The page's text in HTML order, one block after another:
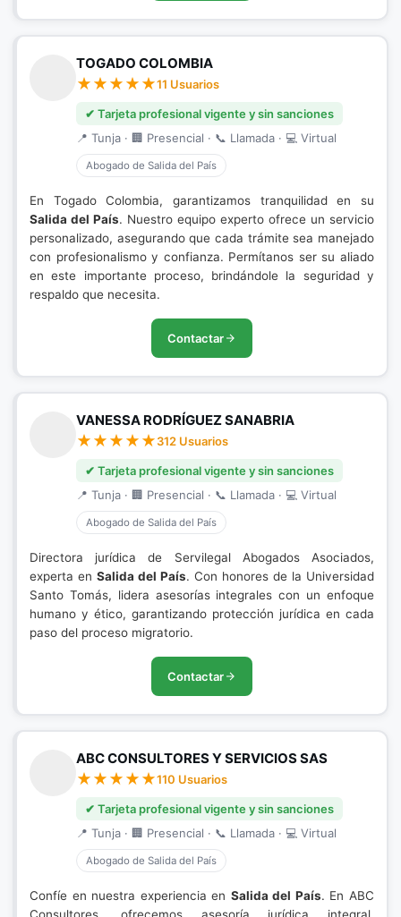
TOGADO COLOMBIA
11 Usuarios
✔ Tarjeta profesional vigente y sin sanciones
📍 Tunja · 🏢 Presencial · 📞 Llamada · 💻 Virtual
Abogado de Salida del País
En Togado Colombia, garantizamos tranquilidad en su
Salida del País. Nuestro equipo experto ofrece un servicio
personalizado, asegurando que cada trámite sea manejado
con profesionalismo y confianza. Permítanos ser su aliado
en este importante proceso, brindándole la seguridad y
respaldo que necesita.
Contactar
VANESSA RODRÍGUEZ SANABRIA
312 Usuarios
✔ Tarjeta profesional vigente y sin sanciones
📍 Tunja · 🏢 Presencial · 📞 Llamada · 💻 Virtual
Abogado de Salida del País
Directora jurídica de Servilegal Abogados Asociados,
experta en Salida del País. Con honores de la Universidad
Santo Tomás, lidera asesorías integrales con un enfoque
humano y ético, garantizando protección jurídica en cada
paso del proceso migratorio.
Contactar
ABC CONSULTORES Y SERVICIOS SAS
110 Usuarios
✔ Tarjeta profesional vigente y sin sanciones
📍 Tunja · 🏢 Presencial · 📞 Llamada · 💻 Virtual
Abogado de Salida del País
Confíe en nuestra experiencia en Salida del País. En ABC